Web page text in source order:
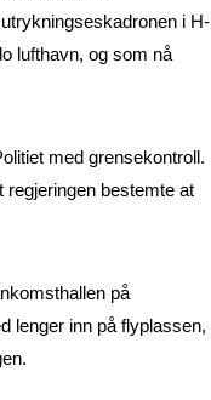
i H-
lufthavn, og som nå
med grensekontroll.
regjeringen bestemte at
på
lenger inn på flyplassen,